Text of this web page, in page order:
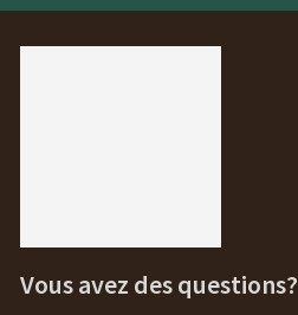
Vous avez des questions?